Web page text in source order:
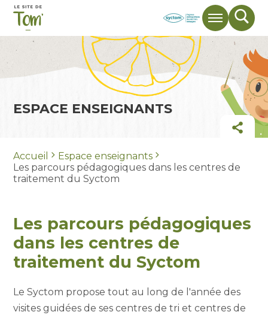
Menu
de
ESPACE ENSEIGNANTS
Accueil
Espace enseignants
Les parcours pédagogiques dans les centres de
traitement du Syctom
Les parcours pédagogiques
dans les centres de
traitement du Syctom
Le Syctom propose tout au long de l'année des
visites guidées de ses centres de tri et centres de